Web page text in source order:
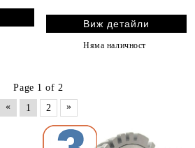
Виж детайли
Няма наличност
Page 1 of 2
«
1 2 »